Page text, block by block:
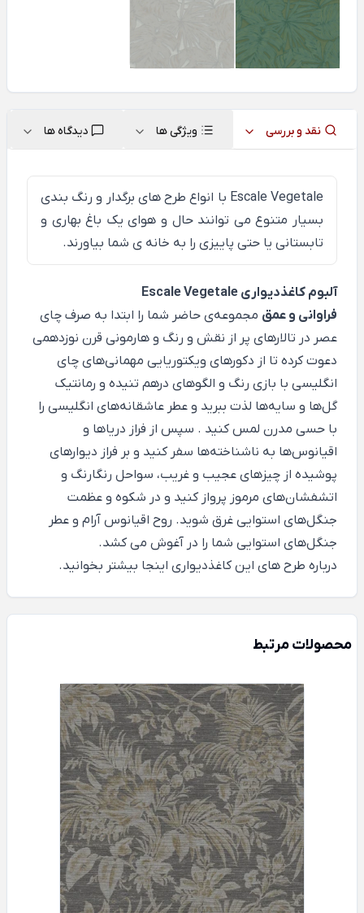
نقد و بررسی ویژگی ها دیدگاه ها
Escale Vegetale با انواع طرح های برگدار و رنگ بندی
بسیار متنوع می توانند حال و هوای یک باغ بهاری و
تابستانی یا حتی پاییزی را به خانه ی شما بیاورند.
آلبوم کاغذدیواری Escale Vegetale
فراوانی و عمق مجموعه‌ی حاضر شما را ابتدا به صرف چای
عصر در تالارهای پر از نقش و رنگ و هارمونی قرن نوزدهمی
دعوت کرده تا از دکورهای ویکتوریایی مهمانی‌های چای
انگلیسی با بازی رنگ و الگوهای درهم تنیده و رمانتیک
گل‌ها و سایه‌ها لذت ببرید و عطر عاشقانه‌های انگلیسی را
با حسی مدرن لمس کنید . سپس از فراز دریاها و
اقیانوس‌ها به ناشناخته‌ها سفر کنید و بر فراز دیوارهای
پوشیده از چیزهای عجیب و غریب، سواحل رنگارنگ و
اتشفشان‌های مرموز پرواز کنید و در شکوه و عظمت
جنگل‌های استوایی غرق شوید. روح اقیانوس آرام و عطر
جنگل‌های استوایی شما را در آغوش می کشد.
درباره طرح های این کاغذدیواری اینجا بیشتر بخوانید.
محصولات مرتبط